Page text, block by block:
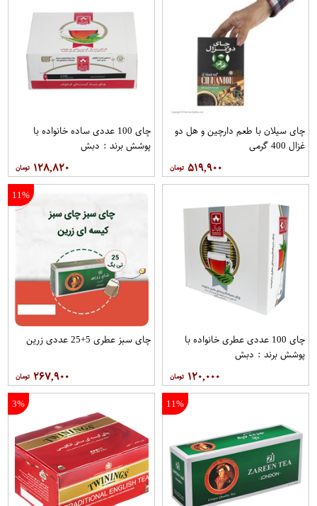
چای سیلان با طعم دارچین و هل دو
غزال 400 گرمی
۵۱۹,۹۰۰
چای 100 عددی ساده خانواده با
پوشش برند : دبش
۱۲۸,۸۲۰
چای 100 عددی عطری خانواده با
پوشش برند : دبش
۱۲۰,۰۰۰
11%
چای سبز عطری 5+25 عددی زرین
۲۶۷,۹۰۰
11%
3%